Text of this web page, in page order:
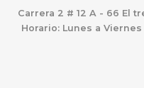
Carrera 2 # 12 A - 66 El
Horario: Lunes a